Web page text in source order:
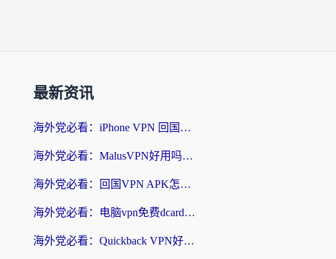
最新资讯
海外党必看：iPhone VPN 回国怎么选？一篇搞定无缝访问国内资源
海外党必看：MalusVPN好用吗？和畅游VPN对比哪个回国效果更好？附穿梭飞鱼神龟真实体验
海外党必看：回国VPN APK怎么选？3步教你无缝刷国内剧玩国服
海外党必看：电脑vpn免费dcard真的靠谱吗？教你选对回国加速器无缝访问国内资源
海外党必看：Quickback VPN好用吗？和小黑牛VPN对比哪个回国效果更好？附真实体验+避坑指南